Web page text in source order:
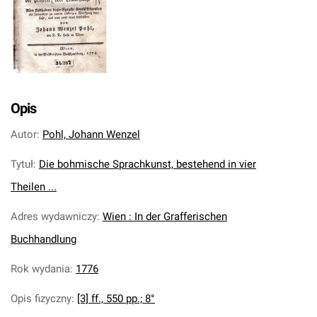
Opis
Autor: Pohl, Johann Wenzel
Tytuł: Die bohmische Sprachkunst, bestehend in vier
Theilen ...
Adres wydawniczy: Wien : In der Grafferischen
Buchhandlung
Rok wydania: 1776
Opis fizyczny: [3] ff., 550 pp.; 8°